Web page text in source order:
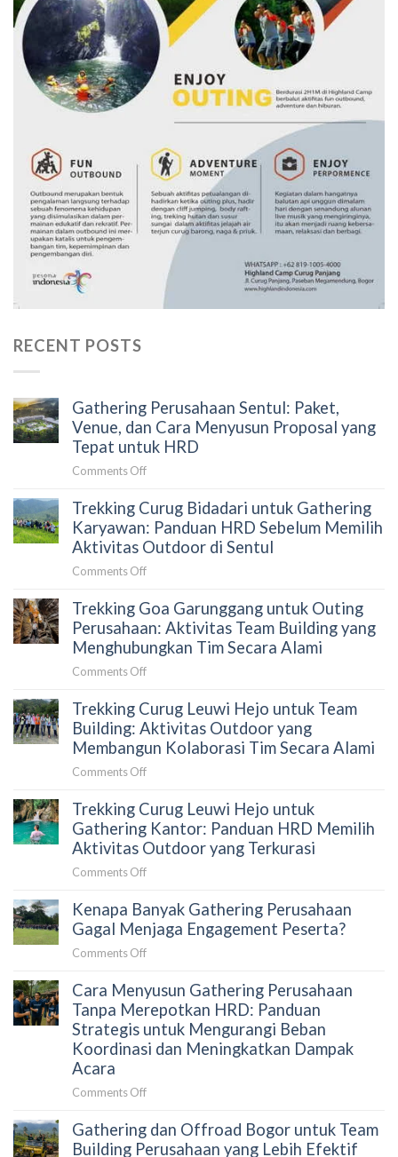
RECENT POSTS
Gathering Perusahaan Sentul: Paket,
Venue, dan Cara Menyusun Proposal yang
Tepat untuk HRD
Comments Offon
Perusahaan
Sentul:
Paket,
Menyusun
Proposal
yang
Tepat
HRD
Trekking Curug Bidadari untuk Gathering
Karyawan: Panduan HRD Sebelum Memilih
Aktivitas Outdoor di Sentul
Comments Offon
Curug
Bidadari
untuk
Gathering
HRD
Sebelum
Memilih
Aktivitas
di
Sentul
Trekking Goa Garunggang untuk Outing
Perusahaan: Aktivitas Team Building yang
Menghubungkan Tim Secara Alami
Comments Offon
Goa
Garunggang
untuk
Team
Building
yang
Menghubungkan
Secara
Alami
Trekking Curug Leuwi Hejo untuk Team
Building: Aktivitas Outdoor yang
Membangun Kolaborasi Tim Secara Alami
Comments Offon
Curug
Leuwi
Hejo
Aktivitas
Outdoor
yang
Kolaborasi
Tim
Secara
Alami
Trekking Curug Leuwi Hejo untuk
Gathering Kantor: Panduan HRD Memilih
Aktivitas Outdoor yang Terkurasi
Comments Offon
Curug
Leuwi
Hejo
Kantor:
Panduan
HRD
Memilih
Kenapa Banyak Gathering Perusahaan
Gagal Menjaga Engagement Peserta?
Comments Offon
Banyak
Gathering
Perusahaan
Gagal
Menjaga
Peserta?
Cara Menyusun Gathering Perusahaan
Tanpa Merepotkan HRD: Panduan
Strategis untuk Mengurangi Beban
Koordinasi dan Meningkatkan Dampak
Acara
Comments Offon
Menyusun
Gathering
Gathering dan Offroad Bogor untuk Team
Building Perusahaan yang Lebih Efektif